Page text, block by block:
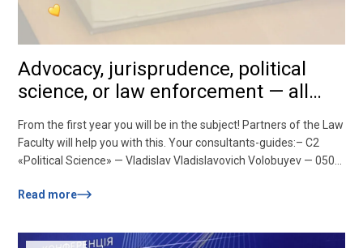
Advocacy, jurisprudence, political
science, or law enforcement — all
paths are open at Zaporizhzhia
Polytechnic University!
From the first year you will be in the subject! Partners of the Law
Faculty will help you with this. Your consultants-guides:– C2
«Political Science» — Vladislav Vladislavovich Volobuyev — 050
Enforcement» — Olha Shiyan — 096 223 05 50 And all the
Read more